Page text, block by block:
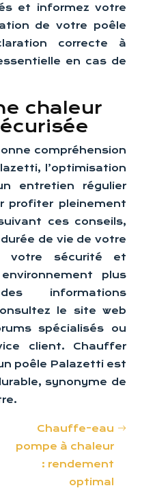
et informez votre
de votre poêle
correcte à
en cas de
chaleur
compréhension
l’optimisation
entretien régulier
profiter pleinement
ces conseils,
de vie de votre
votre sécurité et
plus
informations
le site web
spécialisés ou
client. Chauffer
poêle Palazetti est
synonyme de
Chauffe-eau
pompe à chaleur
: rendement
optimal